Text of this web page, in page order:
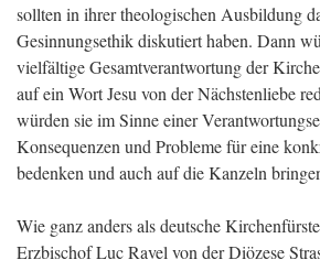
sollten in ihrer theologischen Ausbildung
Gesinnungsethik diskutiert haben. Dann
vielfältige Gesamtverantwortung der
auf ein Wort Jesu von der Nächstenliebe
würden sie im Sinne einer
Konsequenzen und Probleme für eine
bedenken und auch auf die Kanzeln
Wie ganz anders als deutsche
Erzbischof Luc Ravel von der Diözese